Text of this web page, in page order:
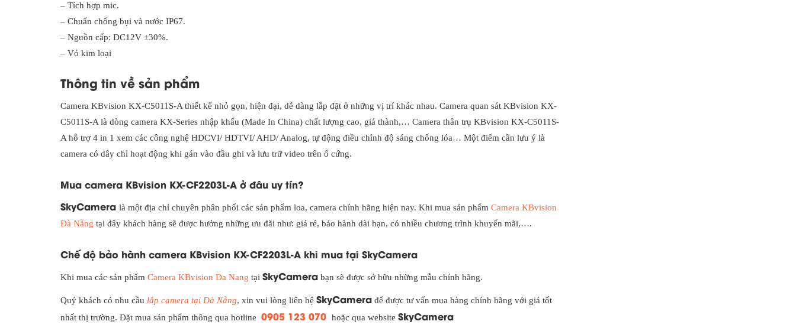
– Tích hợp mic.
– Chuẩn chống bụi và nước IP67.
– Nguồn cấp: DC12V ±30%.
– Vỏ kim loại
Thông tin về sản phẩm
Camera KBvision KX-C5011S-A thiết kế nhỏ gọn, hiện đại, dễ dàng lắp đặt ở những vị trí khác nhau. Camera quan sát KBvision KX-
C5011S-A là dòng camera KX-Series nhập khẩu (Made In China) chất lượng cao, giá thành,… Camera thân trụ KBvision KX-C5011S-
A hỗ trợ 4 in 1 xem các công nghệ HDCVI/ HDTVI/ AHD/ Analog, tự động điều chỉnh độ sáng chống lóa… Một điểm cần lưu ý là
camera có dây chỉ hoạt động khi gán vào đầu ghi và lưu trữ video trên ổ cứng.
Mua camera KBvision KX-CF2203L-A ở đâu uy tín?
SkyCamera là một địa chỉ chuyên phân phối các sản phẩm loa, camera chính hãng hiện nay. Khi mua sản phẩm Camera KBvision
Đà Nẵng tại đây khách hàng sẽ được hưởng những ưu đãi như: giá rẻ, bảo hành dài hạn, có nhiều chương trình khuyến mãi,….
Chế độ bảo hành camera KBvision KX-CF2203L-A khi mua tại SkyCamera
Khi mua các sản phẩm Camera KBvision Da Nang tại SkyCamera bạn sẽ được sở hữu những mẫu chính hãng.
Quý khách có nhu cầu lắp camera tại Đà Nẵng, xin vui lòng liên hệ SkyCamera để được tư vấn mua hàng chính hãng với giá tốt
nhất thị trường. Đặt mua sản phẩm thông qua hotline 0905 123 070 hoặc qua website SkyCamera